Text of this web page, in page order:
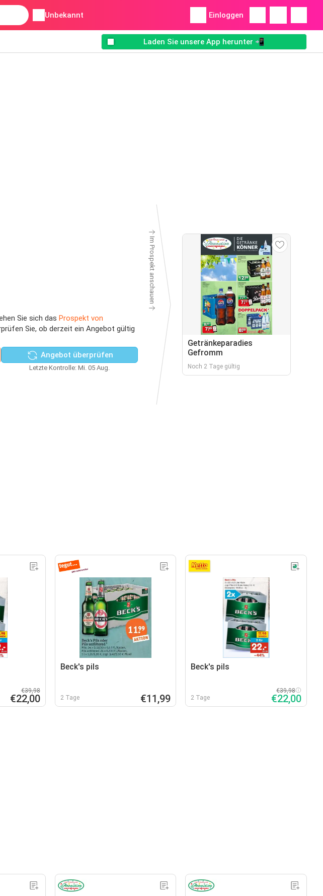
Unbekannt Einloggen
Laden Sie unsere App herunter 📲
Sie sich das Prospekt von
Sie, ob derzeit ein Angebot gültig
Angebot überprüfen
Letzte Kontrolle: Mi. 05 Aug.
Im Prospekt anschauen
Getränkeparadies
Gefromm
Noch 2 Tage gültig
€39,98
€22,00
Beck's pils
2 Tage €11,99
Beck's pils
2 Tage
€39,98
€22,00